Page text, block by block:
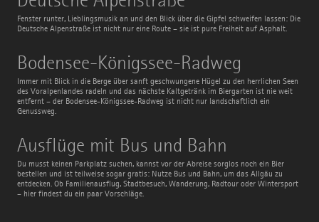
Fenster runter, Lieblingsmusik an und den Blick über die Gipfel schweifen lassen: Die
Deutsche Alpenstraße ist nicht nur eine Route – sie ist pure Freiheit auf Asphalt.
Alpenstraße
Bodensee-Königssee-Radweg
Immer mit Blick in die Berge über sanft geschwungene Hügel zu den herrlichen Seen
des Voralpenlandes radeln und das nächste Kaltgetränk im Biergarten ist nie weit
entfernt – der Bodensee-Königssee-Radweg ist nicht nur landschaftlich ein
Genussweg.
Bodensee-
Königssee-
Radweg
Ausflüge mit Bus und Bahn
Du musst keinen Parkplatz suchen, kannst vor der Abreise sorglos noch ein Bier
bestellen und ist teilweise sogar gratis: Nutze Bus und Bahn, um das Allgäu zu
entdecken. Ob Familienausflug, Stadtbesuch, Wanderung, Radtour oder Wintersport
– hier findest du ein paar Vorschläge.
Ausflüge
mit
Bus
und
Bahn